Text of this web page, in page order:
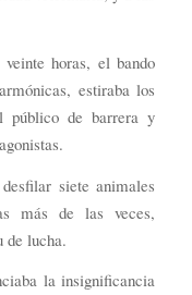
horas, el bando
estiraba los
público de barrera y
siete animales
más de las veces,
de lucha.
la insignificancia